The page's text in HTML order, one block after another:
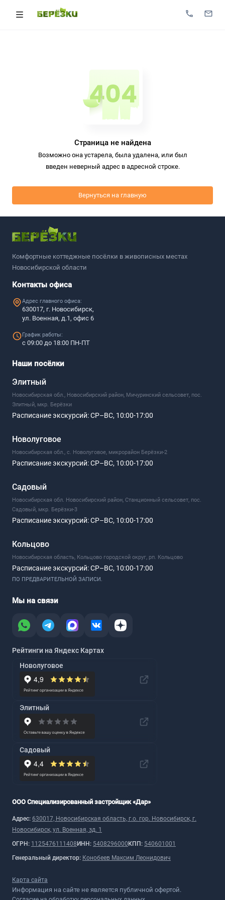
Страница не найдена
Возможно она устарела, была удалена, или был
введен неверный адрес в адресной строке.
Вернуться на главную
Комфортные коттеджные посёлки в живописных местах
Новосибирской области
Контакты офиса
Адрес главного офиса:
630017, г. Новосибирск,
ул. Военная, д.1, офис 6
График работы:
с 09:00 до 18:00 ПН-ПТ
Наши посёлки
Элитный
Новосибирская обл., Новосибирский район, Мичуринский сельсовет, пос.
Элитный, мкр. Берёзки
Расписание экскурсий:СР–ВС, 10:00-17:00
Новолуговое
Новосибирская обл., с. Новолуговое, микрорайон Берёзки-2
Расписание экскурсий:СР–ВС, 10:00-17:00
Садовый
Новосибирская обл. Новосибирский район, Станционный сельсовет, пос.
Садовый, мкр. Берёзки-3
Расписание экскурсий:СР–ВС, 10:00-17:00
Кольцово
Новосибирская область, Кольцово городской округ, рп. Кольцово
Расписание экскурсий:СР–ВС, 10:00-17:00
ПО ПРЕДВАРИТЕЛЬНОЙ ЗАПИСИ.
Мы на связи
Рейтинги на Яндекс Картах
Новолуговое
Элитный
Садовый
ООО Специализированный застройщик «Дар»
Адрес: 630017, Новосибирская область, г.о. гор. Новосибирск, г.
Новосибирск, ул. Военная, зд. 1
ОГРН: 1125476111408 ИНН: 5408296000 КПП: 540601001
Генеральный директор: Конобеев Максим Леонидович
Карта сайта
Информация на сайте не является публичной офертой.